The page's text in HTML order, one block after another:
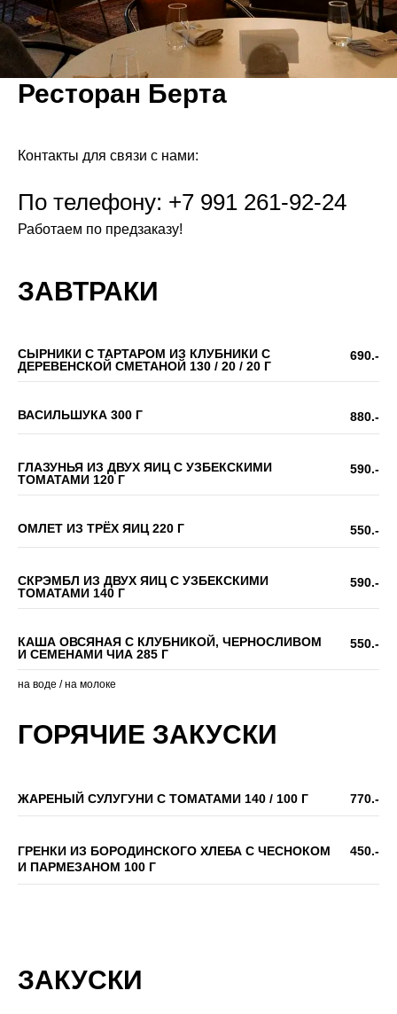
Ресторан Берта
Контакты для связи с нами:
По телефону: +7 991 261-92-24
Работаем по предзаказу!
ЗАВТРАКИ
СЫРНИКИ С ТАРТАРОМ ИЗ КЛУБНИКИ С
ДЕРЕВЕНСКОЙ СМЕТАНОЙ 130 / 20 / 20 Г
690.-
ВАСИЛЬШУКА 300 Г 880.-
ГЛАЗУНЬЯ ИЗ ДВУХ ЯИЦ С УЗБЕКСКИМИ
ТОМАТАМИ 120 Г
590.-
ОМЛЕТ ИЗ ТРЁХ ЯИЦ 220 Г 550.-
СКРЭМБЛ ИЗ ДВУХ ЯИЦ С УЗБЕКСКИМИ
ТОМАТАМИ 140 Г
590.-
КАША ОВСЯНАЯ С КЛУБНИКОЙ, ЧЕРНОСЛИВОМ
И СЕМЕНАМИ ЧИА 285 Г
550.-
на воде / на молоке
ГОРЯЧИЕ ЗАКУСКИ
ЖАРЕНЫЙ СУЛУГУНИ С ТОМАТАМИ 140 / 100 Г 770.-
ГРЕНКИ ИЗ БОРОДИНСКОГО ХЛЕБА С ЧЕСНОКОМ
И ПАРМЕЗАНОМ 100 Г
450.-
ЗАКУСКИ